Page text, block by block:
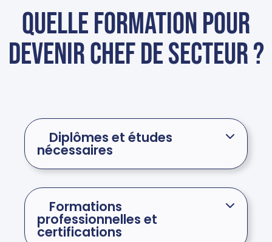
Quelle formation pour
devenir chef de secteur ?
Diplômes et études
nécessaires
Formations
professionnelles et
certifications